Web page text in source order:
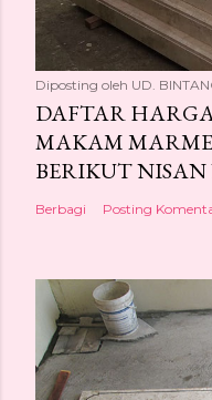
Diposting oleh UD.
DAFTAR
MAKAM
BERIKUT NISAN
Berbagi Posting